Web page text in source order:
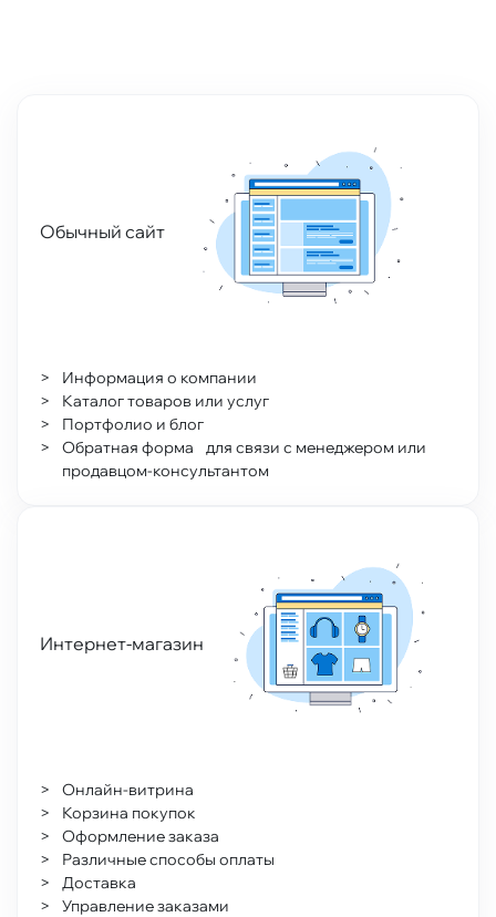
Обычный сайт
Информация о компании
Каталог товаров или услуг
Портфолио и блог
Обратная форма для связи с менеджером или
продавцом-консультантом
Интернет-магазин
Онлайн-витрина
Корзина покупок
Оформление заказа
Различные способы оплаты
Доставка
Управление заказами